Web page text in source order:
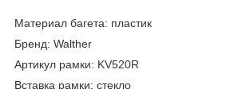
Материал багета: пластик
Бренд: Walther
Артикул рамки: KV520R
Вставка рамки: стекло